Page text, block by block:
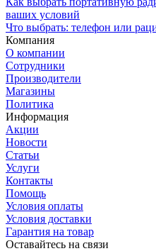
ваших условий
Что выбрать: телефон или
Компания
О компании
Сотрудники
Производители
Магазины
Политика
Информация
Акции
Новости
Статьи
Услуги
Контакты
Помощь
Условия оплаты
Условия доставки
Гарантия на товар
Оставайтесь на связи